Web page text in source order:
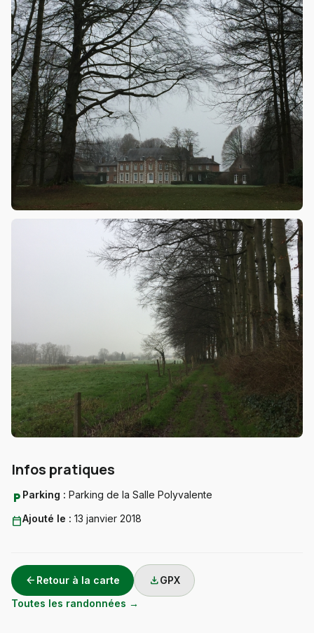
Infos pratiques
local_parking Parking : Parking de la Salle Polyvalente
calendar_todayAjouté le : 13 janvier 2018
arrow_back Retour à la carte downloadGPX
Toutes les randonnées →